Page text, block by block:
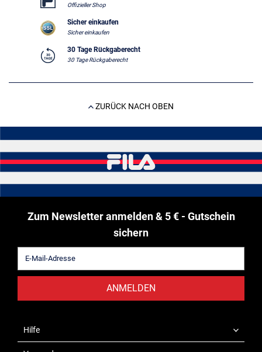
Offizieller Shop
Sicher einkaufen
Sicher einkaufen
30 Tage Rückgaberecht
30 Tage Rückgaberecht
ZURÜCK NACH OBEN
Zum Newsletter anmelden & 5 € - Gutschein
sichern
ANMELDEN
Hilfe